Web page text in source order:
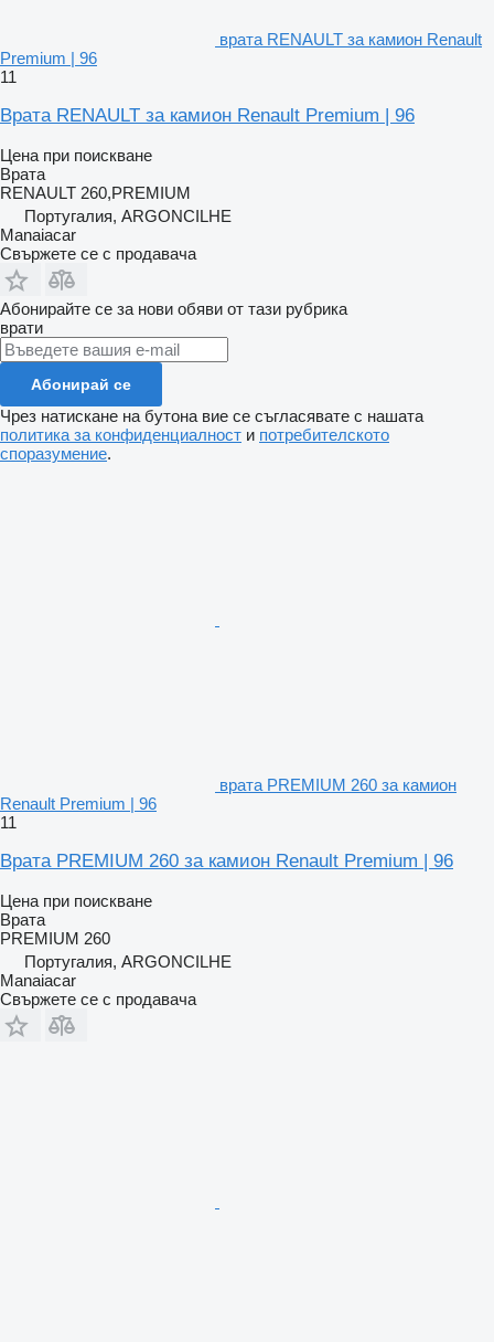
врата RENAULT за камион Renault
Premium | 96
11
Врата RENAULT за камион Renault Premium | 96
Цена при поискване
Врата
RENAULT 260,PREMIUM
Португалия, ARGONCILHE
Manaiacar
Свържете се с продавача
Абонирайте се за нови обяви от тази рубрика
врати
Абонирай се
Чрез натискане на бутона вие се съгласявате с нашата
политика за конфиденциалност и потребителското
споразумение.
врата PREMIUM 260 за камион
Renault Premium | 96
11
Врата PREMIUM 260 за камион Renault Premium | 96
Цена при поискване
Врата
PREMIUM 260
Португалия, ARGONCILHE
Manaiacar
Свържете се с продавача